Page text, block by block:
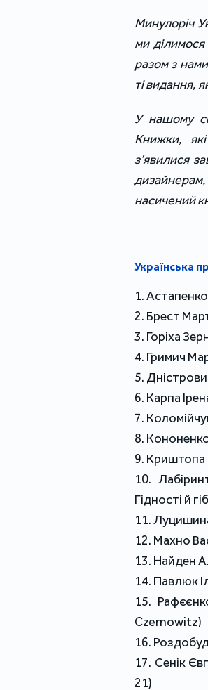
Минулоріч
ми
разом з
ті видання,
У нашому
Книжки,
з’явилися
дизайнерам,
насичений
Українська
1.
2. Брест
3. Горіха
4. Гримич
5.
6. Карпа
7.
8.
9. Криштопа
10.
Гідності й
11.
12. Махно
13. Найден
14. Павлюк
15.
Czernowitz)
16.
17. Сенік
21)